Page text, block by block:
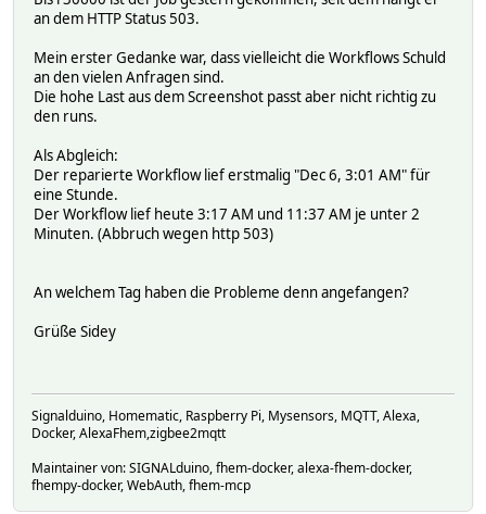
an dem HTTP Status 503.
Mein erster Gedanke war, dass vielleicht die Workflows Schuld
an den vielen Anfragen sind.
Die hohe Last aus dem Screenshot passt aber nicht richtig zu
den runs.
Als Abgleich:
Der reparierte Workflow lief erstmalig "Dec 6, 3:01 AM" für
eine Stunde.
Der Workflow lief heute 3:17 AM und 11:37 AM je unter 2
Minuten. (Abbruch wegen http 503)
An welchem Tag haben die Probleme denn angefangen?
Grüße Sidey
Signalduino, Homematic, Raspberry Pi, Mysensors, MQTT, Alexa,
Docker, AlexaFhem,zigbee2mqtt
Maintainer von: SIGNALduino, fhem-docker, alexa-fhem-docker,
fhempy-docker, WebAuth, fhem-mcp